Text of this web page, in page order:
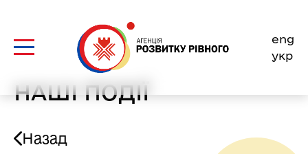
content
eng
укр
НАШІ ПОДІЇ
Назад